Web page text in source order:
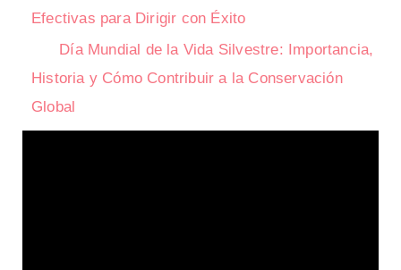
Efectivas para Dirigir con Éxito
Día Mundial de la Vida Silvestre: Importancia,
Historia y Cómo Contribuir a la Conservación
Global